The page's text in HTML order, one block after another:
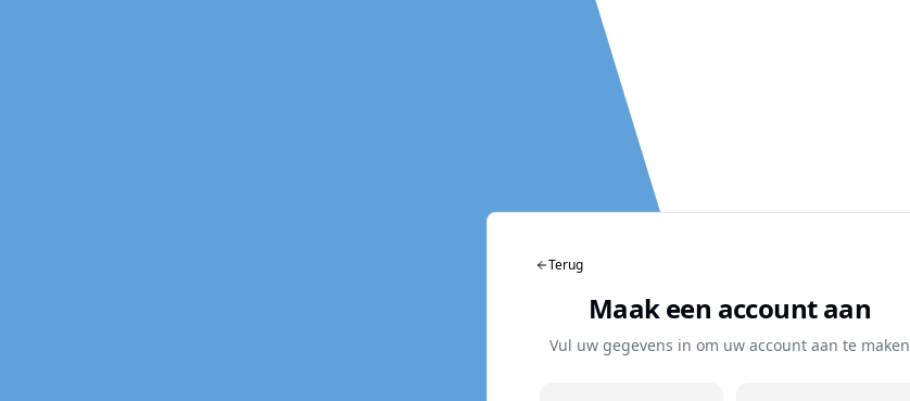
Terug
Maak een account aan
Vul uw gegevens in om uw account aan te maken